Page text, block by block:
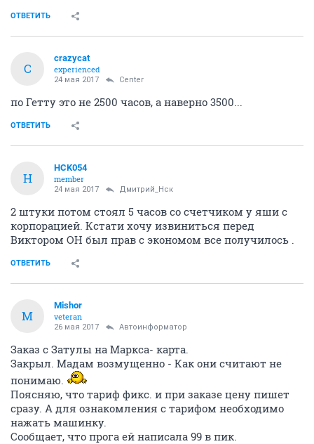
ОТВЕТИТЬ
C
crazycat
experienced
24 мая 2017 Center
по Гетту это не 2500 часов, а наверно 3500...
ОТВЕТИТЬ
H
HCK054
member
24 мая 2017 Дмитрий_Нск
2 штуки потом стоял 5 часов со счетчиком у яши с
корпорацией. Кстати хочу извиниться перед
Виктором ОН был прав с экономом все получилось .
ОТВЕТИТЬ
M
Mishor
veteran
26 мая 2017 Автоинформатор
Заказ с Затулы на Маркса- карта.
Закрыл. Мадам возмущенно - Как они считают не
понимаю.
Поясняю, что тариф фикс. и при заказе цену пишет
сразу. А для ознакомления с тарифом необходимо
нажать машинку.
Сообщает, что прога ей написала 99 в пик.